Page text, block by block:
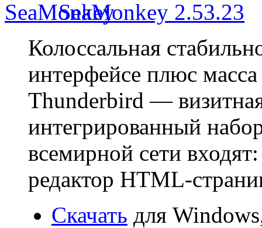
SeaMonkey 2.53.23
Колоссальная
интерфейсе плюс
Thunderbird —
интегрированный
всемирной сети
редактор HTML-
Скачать для